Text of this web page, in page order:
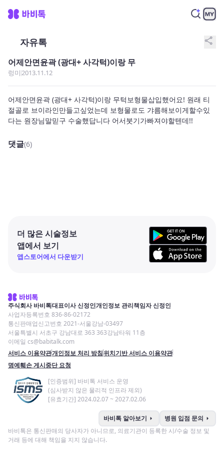
자유톡 share
어제안면윤곽 (광대+ 사각턱)이랑 무
렁미2013.11.12
어제안면윤곽 (광대+ 사각턱)이랑 무턱보형물삽입했어요! 원래 티
절골로 브이라인만들고싶었는데 보형물로도 갸름해보이게할수있
다는 원장님말믿구 수술했답니다 어서붓기가빠져야할텐데!!
댓글(6)
더 많은 시술정보
앱에서 보기
앱스토어에서 다운받기
주식회사 바비톡대표이사 신정인개인정보 관리책임자 신정인
사업자등록번호 836-86-02172
통신판매업신고번호 2021-서울강남-03497
서울특별시 서초구 강남대로 363 363강남타워 11층
이메일 cs@babitalk.com
서비스 이용약관개인정보 처리 방침위치기반 서비스 이용약관
명예훼손 게시중단 요청
[인증범위] 바비톡 서비스 운영
(심사받지 않은 물리적 인프라 제외)
[유효기간] 2024.02.07 ~ 2027.02.06
바비톡 알아보기 arrow_right 병원 입점 문의 arrow_right
바비톡은 통신판매의 당사자가 아니므로, 의료기관이 등록한 시/수술 정보 및
거래 등에 대해 책임을 지지 않습니다.